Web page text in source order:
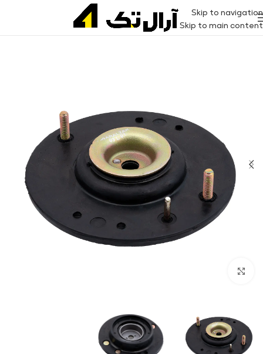
Skip to navigation
Skip to main content